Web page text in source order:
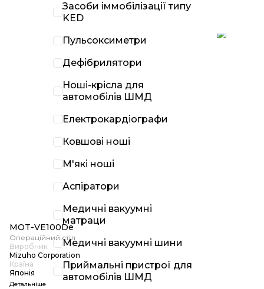
Засоби іммобілізації типу
KED
Пульсоксиметри
Дефібрилятори
Ноші-крісла для
автомобілів ШМД
Електрокардіографи
Ковшові ноші
М'які ноші
Аспіратори
Медичні вакуумні
матраци
Медичні вакуумні шини
Приймальні пристрої для
автомобілів ШМД
MOT-VE100De
Операційний стіл
Виробник
Mizuho Corporation
Країна
Японія
Детальніше